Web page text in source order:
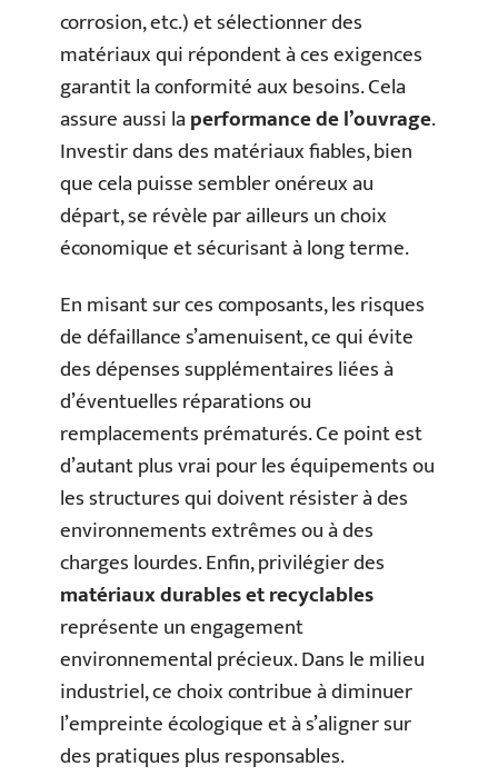
corrosion, etc.) et sélectionner des
matériaux qui répondent à ces exigences
garantit la conformité aux besoins. Cela
assure aussi laperformance de l’ouvrage.
Investir dans des matériaux fiables, bien
que cela puisse sembler onéreux au
départ, se révèle par ailleurs un choix
économique et sécurisant à long terme.
En misant sur ces composants, les risques
de défaillance s’amenuisent, ce qui évite
des dépenses supplémentaires liées à
d’éventuelles réparations ou
remplacements prématurés. Ce point est
d’autant plus vrai pour les équipements ou
les structures qui doivent résister à des
environnements extrêmes ou à des
charges lourdes. Enfin, privilégier des
matériaux durables et recyclables
représente un engagement
environnemental précieux. Dans le milieu
industriel, ce choix contribue à diminuer
l’empreinte écologique et à s’aligner sur
des pratiques plus responsables.